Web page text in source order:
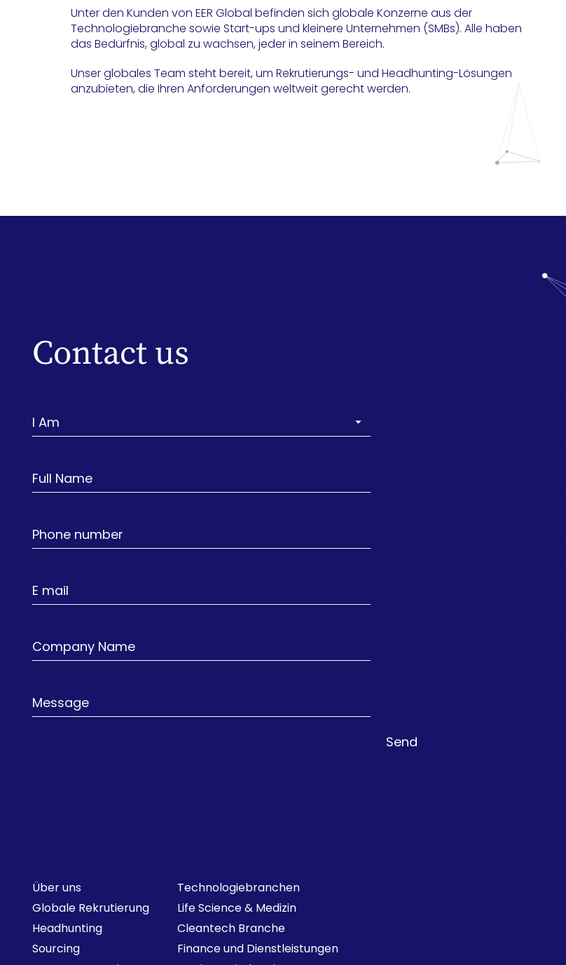
Unter den Kunden von EER Global befinden sich globale Konzerne aus der
Technologiebranche sowie Start-ups und kleinere Unternehmen (SMBs). Alle haben
das Bedürfnis, global zu wachsen, jeder in seinem Bereich.
Unser globales Team steht bereit, um Rekrutierungs- und Headhunting-Lösungen
anzubieten, die Ihren Anforderungen weltweit gerecht werden.
Contact us
Über uns
Globale Rekrutierung
Headhunting
Sourcing
Technologiebranchen
Life Science & Medizin
Cleantech Branche
Finance und Dienstleistungen